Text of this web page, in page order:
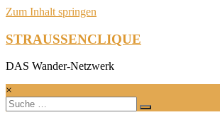
Zum Inhalt springen
STRAUSSENCLIQUE
DAS Wander-Netzwerk
×